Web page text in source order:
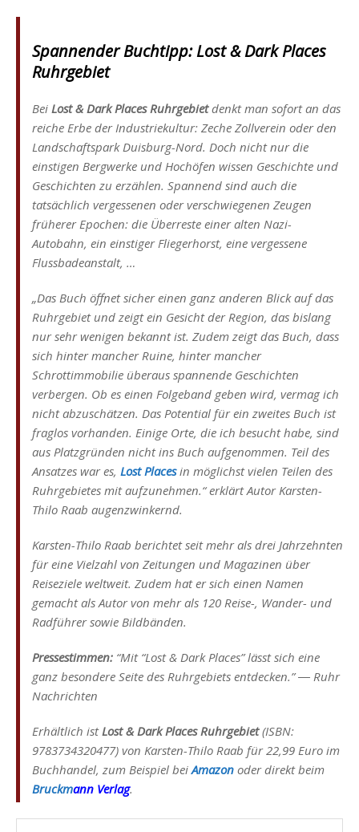
Spannender Buchtipp:Lost & Dark Places
Ruhrgebiet
Bei Lost & Dark Places Ruhrgebietdenkt man sofort an das
reiche Erbe der Industriekultur: Zeche Zollverein oder den
Landschaftspark Duisburg-Nord. Doch nicht nur die
einstigen Bergwerke und Hochöfen wissen Geschichte und
Geschichten zu erzählen. Spannend sind auch die
tatsächlich vergessenen oder verschwiegenen Zeugen
früherer Epochen: die Überreste einer alten Nazi-
Autobahn, ein einstiger Fliegerhorst, eine vergessene
Flussbadeanstalt, …
„Das Buch öffnet sicher einen ganz anderen Blick auf das
Ruhrgebiet und zeigt ein Gesicht der Region, das bislang
nur sehr wenigen bekannt ist. Zudem zeigt das Buch, dass
sich hinter mancher Ruine, hinter mancher
Schrottimmobilie überaus spannende Geschichten
verbergen. Ob es einen Folgeband geben wird, vermag ich
nicht abzuschätzen. Das Potential für ein zweites Buch ist
fraglos vorhanden. Einige Orte, die ich besucht habe, sind
aus Platzgründen nicht ins Buch aufgenommen. Teil des
Ansatzes war es, Lost Placesin möglichst vielen Teilen des
Ruhrgebietes mit aufzunehmen.“ erklärt Autor Karsten-
Thilo Raab augenzwinkernd.
Karsten-Thilo Raab berichtet seit mehr als drei Jahrzehnten
für eine Vielzahl von Zeitungen und Magazinen über
Reiseziele weltweit. Zudem hat er sich einen Namen
gemacht als Autor von mehr als 120 Reise-, Wander- und
Radführer sowie Bildbänden.
Pressestimmen: “Mit “Lost & Dark Places” lässt sich eine
ganz besondere Seite des Ruhrgebiets entdecken.” ― Ruhr
Nachrichten
Erhältlich ist Lost & Dark Places Ruhrgebiet(ISBN:
9783734320477) von Karsten-Thilo Raab für 22,99 Euro im
Buchhandel, zum Beispiel beiAmazon oder direkt beim
Bruckmann Verlag.